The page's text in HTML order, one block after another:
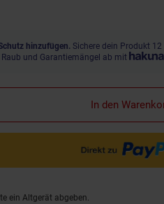
hinzufügen. Sichere dein Produkt
Raub und Garantiemängel ab mit
In den
ein Altgerät abgeben.